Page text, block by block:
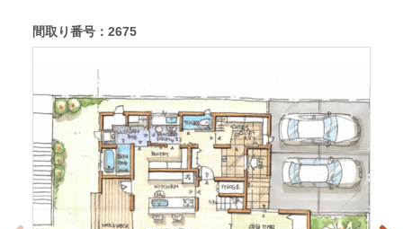
間取り番号：2675